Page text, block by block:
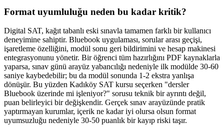
Format uyumluluğu neden bu kadar kritik?
Digital SAT, kağıt tabanlı eski sınavla tamamen farklı bir kullanıcı
deneyimine sahiptir. Bluebook uygulaması, sorular arası geçişi,
işaretleme özelliğini, modül sonu geri bildirimini ve hesap makinesi
entegrasyonunu yönetir. Bir öğrenci tüm hazırlığını PDF kaynaklarla
yaparsa, sınav günü arayüz yabancılığı nedeniyle ilk modülde 30-60
saniye kaybedebilir; bu da modül sonunda 1-2 ekstra yanlışa
dönüşür. Bu yüzden Kadıköy SAT kursu seçerken "dersler
Bluebook üzerinde mi işleniyor?" sorusu teknik bir ayrıntı değil,
puan belirleyici bir değişkendir. Gerçek sınav arayüzünde pratik
yaptırmayan kurumlar, içerik ne kadar iyi olursa olsun format
uyumsuzluğu nedeniyle 30-50 puanlık bir kayıp riski taşır.